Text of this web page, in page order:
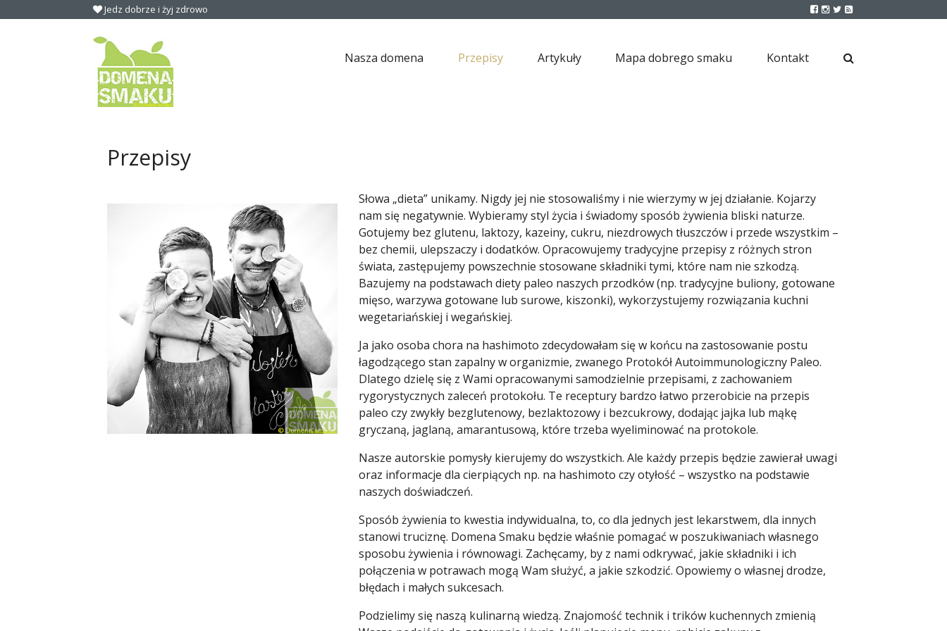
Jedz dobrze i żyj zdrowo
Nasza domena Przepisy Artykuły Mapa dobrego smaku Kontakt
Przepisy
Słowa „dieta” unikamy. Nigdy jej nie stosowaliśmy i nie wierzymy w jej działanie. Kojarzy
nam się negatywnie. Wybieramy styl życia i świadomy sposób żywienia bliski naturze.
Gotujemy bez glutenu, laktozy, kazeiny, cukru, niezdrowych tłuszczów i przede wszystkim –
bez chemii, ulepszaczy i dodatków. Opracowujemy tradycyjne przepisy z różnych stron
świata, zastępujemy powszechnie stosowane składniki tymi, które nam nie szkodzą.
Bazujemy na podstawach diety paleo naszych przodków (np. tradycyjne buliony, gotowane
mięso, warzywa gotowane lub surowe, kiszonki), wykorzystujemy rozwiązania kuchni
wegetariańskiej i wegańskiej.
Ja jako osoba chora na hashimoto zdecydowałam się w końcu na zastosowanie postu
łagodzącego stan zapalny w organizmie, zwanego Protokół Autoimmunologiczny Paleo.
Dlatego dzielę się z Wami opracowanymi samodzielnie przepisami, z zachowaniem
rygorystycznych zaleceń protokołu. Te receptury bardzo łatwo przerobicie na przepis
paleo czy zwykły bezglutenowy, bezlaktozowy i bezcukrowy, dodając jajka lub mąkę
gryczaną, jaglaną, amarantusową, które trzeba wyeliminować na protokole.
Nasze autorskie pomysły kierujemy do wszystkich. Ale każdy przepis będzie zawierał uwagi
oraz informacje dla cierpiących np. na hashimoto czy otyłość – wszystko na podstawie
naszych doświadczeń.
Sposób żywienia to kwestia indywidualna, to, co dla jednych jest lekarstwem, dla innych
stanowi truciznę. Domena Smaku będzie właśnie pomagać w poszukiwaniach własnego
sposobu żywienia i równowagi. Zachęcamy, by z nami odkrywać, jakie składniki i ich
połączenia w potrawach mogą Wam służyć, a jakie szkodzić. Opowiemy o własnej drodze,
błędach i małych sukcesach.
Podzielimy się naszą kulinarną wiedzą. Znajomość technik i trików kuchennych zmienią